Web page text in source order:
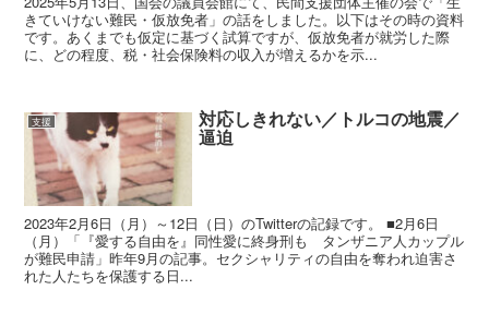
きていけない難民・仮放免者」の話をしました。以下はその時の資料
です。あくまでも仮定に基づく試算ですが、仮放免者が就労した際
に、どの程度、税・社会保険料の収入が増えるかを示...
支援 対応しきれない／トルコの地震／
逼迫
2023年2月6日（月）～12日（日）のTwitterの記録です。 ■2月6日
（月）「『愛する自由を』同性愛に終身刑も タンザニア人カップル
が難民申請」昨年9月の記事。セクシャリティの自由を奪われ迫害さ
れた人たちを保護する日...